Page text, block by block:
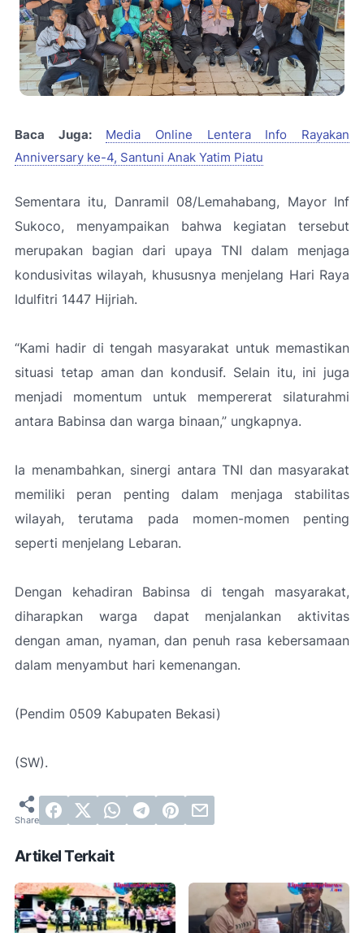
Baca Juga:
Media Online Lentera Info Rayakan
Anniversary ke-4, Santuni Anak Yatim Piatu
Sementara itu, Danramil 08/Lemahabang, Mayor Inf
Sukoco, menyampaikan bahwa kegiatan tersebut
merupakan bagian dari upaya TNI dalam menjaga
kondusivitas wilayah, khususnya menjelang Hari Raya
Idulfitri 1447 Hijriah.
“Kami hadir di tengah masyarakat untuk memastikan
situasi tetap aman dan kondusif. Selain itu, ini juga
menjadi momentum untuk mempererat silaturahmi
antara Babinsa dan warga binaan,” ungkapnya.
Ia menambahkan, sinergi antara TNI dan masyarakat
memiliki peran penting dalam menjaga stabilitas
wilayah, terutama pada momen-momen penting
seperti menjelang Lebaran.
Dengan kehadiran Babinsa di tengah masyarakat,
diharapkan warga dapat menjalankan aktivitas
dengan aman, nyaman, dan penuh rasa kebersamaan
dalam menyambut hari kemenangan.
(Pendim 0509 Kabupaten Bekasi)
(SW).
Artikel Terkait